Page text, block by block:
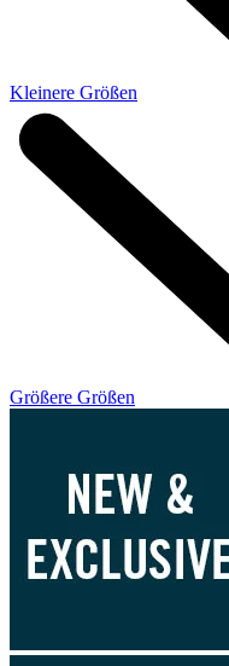
Kleinere Größen
Größere Größen